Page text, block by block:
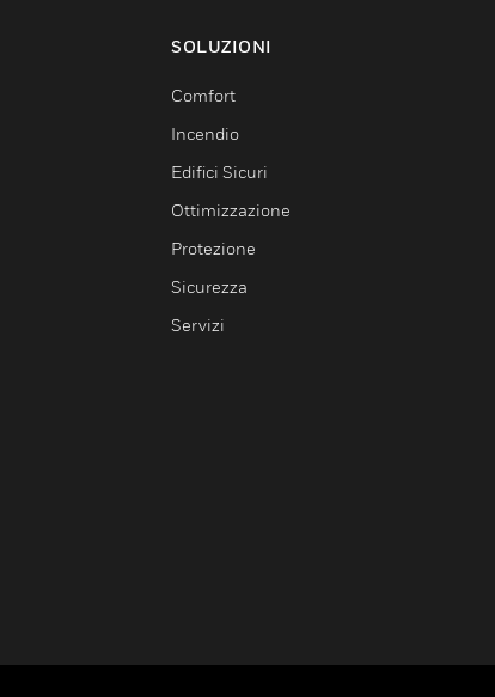
SOLUZIONI
Comfort
Incendio
Edifici Sicuri
Ottimizzazione
Protezione
Sicurezza
Servizi